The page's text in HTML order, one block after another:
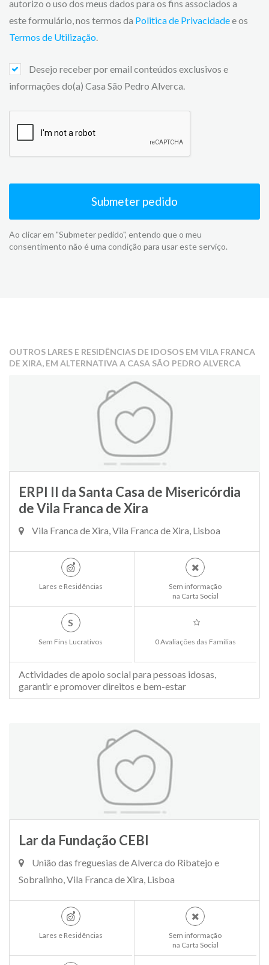
autorizo o uso dos meus dados para os fins associados a
este formulário, nos termos da Politica de Privacidadee os
Termos de Utilização.
Desejo receber por email conteúdos exclusivos e
informações do(a) Casa São Pedro Alverca.
Submeter pedido
Ao clicar em "Submeter pedido", entendo que o meu
consentimento não é uma condição para usar este serviço.
OUTROS LARES E RESIDÊNCIAS DE IDOSOS EM VILA FRANCA
DE XIRA, EM ALTERNATIVA A CASA SÃO PEDRO ALVERCA
ERPI II da Santa Casa de Misericórdia
de Vila Franca de Xira
Vila Franca de Xira, Vila Franca de Xira, Lisboa
Lares e Residências
Sem informação
na Carta Social
S
Sem Fins Lucrativos 0 Avaliações das Familias
Actividades de apoio social para pessoas idosas,
garantir e promover direitos e bem-estar
Lar da Fundação CEBI
União das freguesias de Alverca do Ribatejo e
Sobralinho, Vila Franca de Xira, Lisboa
Lares e Residências
Sem informação
na Carta Social